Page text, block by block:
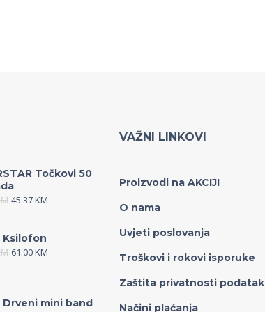
Točkovi 50
45.37KM
Ksilofon
61.00KM
Drveni mini band
VAŽNI LINKOVI
Proizvodi na AKCIJI
O nama
Uvjeti poslovanja
Troškovi i rokovi isporuke
Zaštita privatnosti
Načini plaćanja